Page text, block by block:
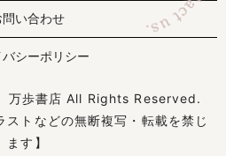
問い合わせ
シーポリシー
歩書店 All Rights Reserved.
ストなどの無断複写・転載を禁じ
ます】